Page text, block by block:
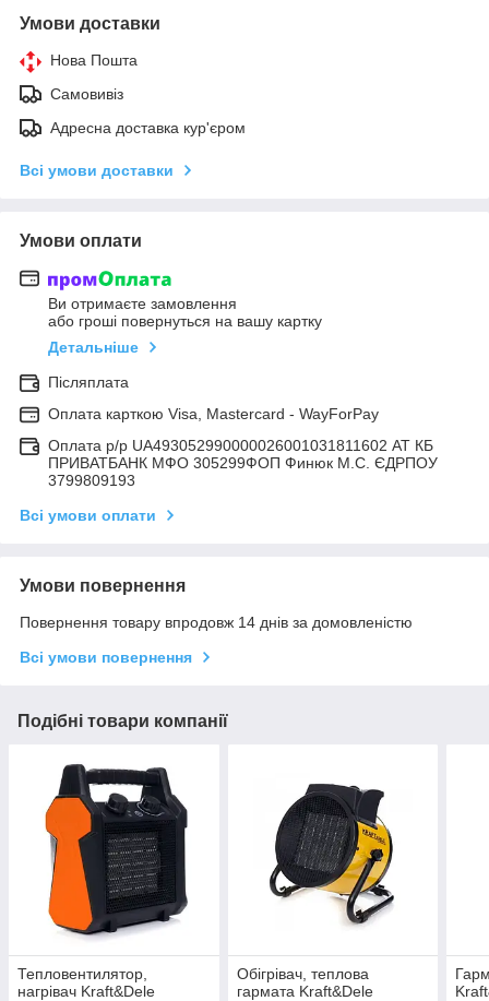
Умови доставки
Нова Пошта
Самовивіз
Адресна доставка кур'єром
Всі умови доставки
Умови оплати
Ви отримаєте замовлення
або гроші повернуться на вашу картку
Детальніше
Післяплата
Оплата карткою Visa, Mastercard - WayForPay
Оплата р/р UA493052990000026001031811602 АТ КБ
ПРИВАТБАНК МФО 305299ФОП Финюк М.С. ЄДРПОУ
3799809193
Всі умови оплати
Умови повернення
Повернення товару впродовж 14 днів за домовленістю
Всі умови повернення
Подібні товари компанії
Тепловентилятор,
нагрівач Kraft&Dele
Обігрівач, теплова
гармата Kraft&Dele